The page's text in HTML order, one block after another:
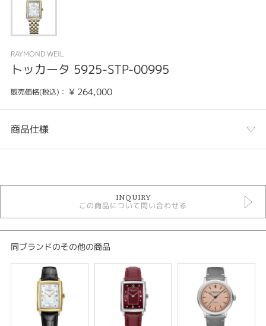
RAYMOND WEIL
トッカータ 5925-STP-00995
販売価格(税込)： ¥ 264,000
商品仕様
時計
5気圧防水以下
クォーツ
金属ベルト
その他文字盤
RAYMOND WEIL
RAYMOND WEIL
INQUIRY
この商品について問い合わせる
同ブランドのその他の商品